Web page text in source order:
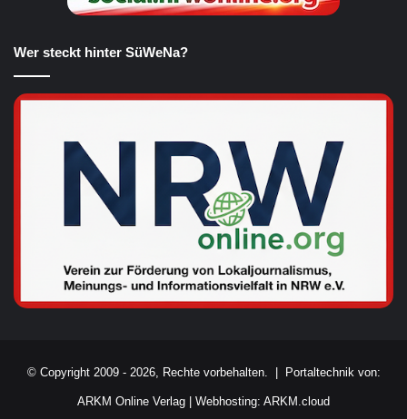
Wer steckt hinter SüWeNa?
© Copyright 2009 - 2026, Rechte vorbehalten. | Portaltechnik von:
ARKM Online Verlag Webhosting: ARKM.cloud